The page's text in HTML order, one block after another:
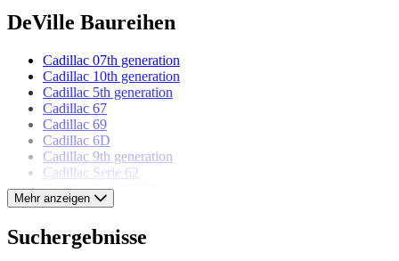
DeVille Baureihen
Cadillac 07th generation
Cadillac 10th generation
Cadillac 5th generation
Cadillac 67
Cadillac 69
Cadillac 6D
Cadillac 9th generation
Cadillac Serie 62
Cadillac Serie 6300
Cadillac Serie VI
Cadillac Series 63
Cadillac Series 6300
Mehr anzeigen
Suchergebnisse